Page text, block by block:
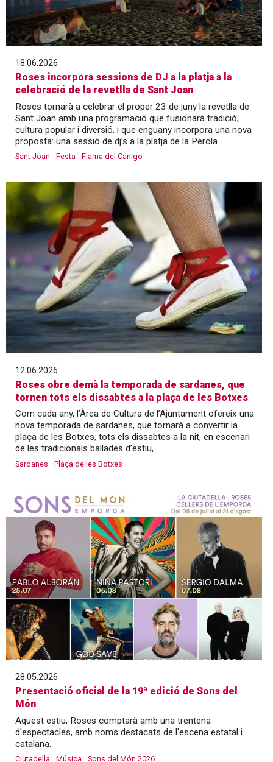
18.06.2026
Roses incorpora sessions de DJ a la platja a la
celebració de la revetlla de Sant Joan
Roses tornarà a celebrar el proper 23 de juny la revetlla de
Sant Joan amb una programació que fusionarà tradició,
cultura popular i diversió, i que enguany incorpora una nova
proposta: una sessió de dj’s a la platja de la Perola.
Sant Joan Festa Flama del Canigo
12.06.2026
Roses obre demà la temporada de sardanes, que
tornen tots els dissabtes a la plaça de les Botxes
Com cada any, l’Àrea de Cultura de l’Ajuntament ofereix una
nova temporada de sardanes, que tornarà a convertir la
plaça de les Botxes, tots els dissabtes a la nit, en escenari
de les tradicionals ballades d’estiu,.
Sardanes Plaça de les Botxes
28.05.2026
Presentació oficial de la 19ª edició de Sons del
Món
Aquest estiu, Roses comptarà amb una trentena
d'espectacles, amb noms destacats de l'escena estatal i
catalana.
Ciutadella Música Sons del Món 2026